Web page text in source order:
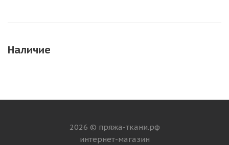
Наличие
2026 © пряжа-ткани.рф
интернет-магазин